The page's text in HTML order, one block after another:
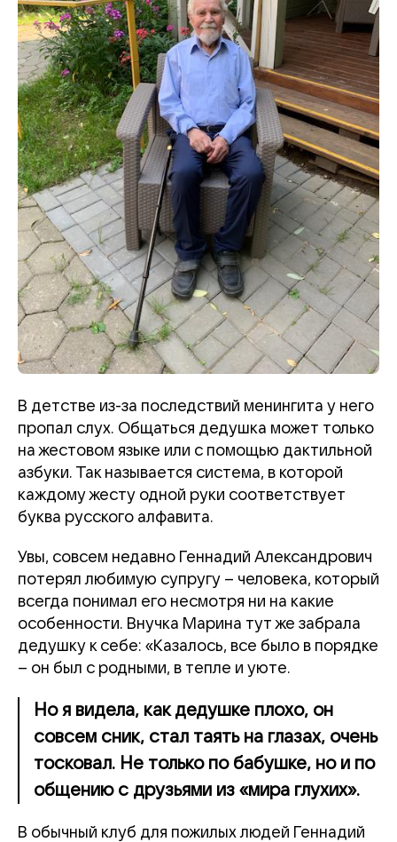
В детстве из-за последствий менингита у него
пропал слух. Общаться дедушка может только
на жестовом языке или с помощью дактильной
азбуки. Так называется система, в которой
каждому жесту одной руки соответствует
буква русского алфавита.
Увы, совсем недавно Геннадий Александрович
потерял любимую супругу – человека, который
всегда понимал его несмотря ни на какие
особенности. Внучка Марина тут же забрала
дедушку к себе: «Казалось, все было в порядке
– он был с родными, в тепле и уюте.
Но я видела, как дедушке плохо, он
совсем сник, стал таять на глазах, очень
тосковал. Не только по бабушке, но и по
общению с друзьями из «мира глухих».
В обычный клуб для пожилых людей Геннадий